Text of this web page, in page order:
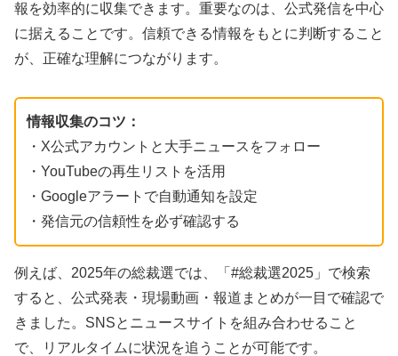
報を効率的に収集できます。重要なのは、公式発信を中心
に据えることです。信頼できる情報をもとに判断すること
が、正確な理解につながります。
情報収集のコツ：
・X公式アカウントと大手ニュースをフォロー
・YouTubeの再生リストを活用
・Googleアラートで自動通知を設定
・発信元の信頼性を必ず確認する
例えば、2025年の総裁選では、「#総裁選2025」で検索
すると、公式発表・現場動画・報道まとめが一目で確認で
きました。SNSとニュースサイトを組み合わせること
で、リアルタイムに状況を追うことが可能です。